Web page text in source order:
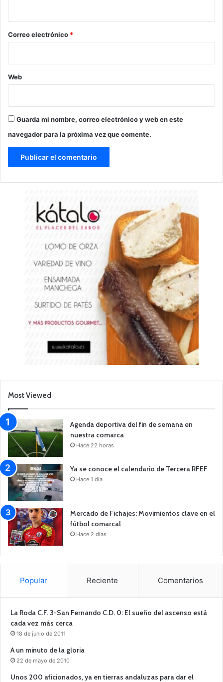
*
Correo electrónico *
Web
Guarda mi nombre, correo electrónico y web en este
navegador para la próxima vez que comente.
Most Viewed
Agenda deportiva del fin de semana en
nuestra comarca
Hace 22 horas
Ya se conoce el calendario de Tercera RFEF
Hace 1 día
Mercado de Fichajes: Movimientos clave en el
fútbol comarcal
Hace 2 días
Popular Reciente Comentarios
La Roda C.F. 3-San Fernando C.D. 0: El sueño del ascenso está
cada vez más cerca
18 de junio de 2011
A un minuto de la gloria
22 de mayo de 2010
Unos 200 aficionados, ya en tierras andaluzas para dar el